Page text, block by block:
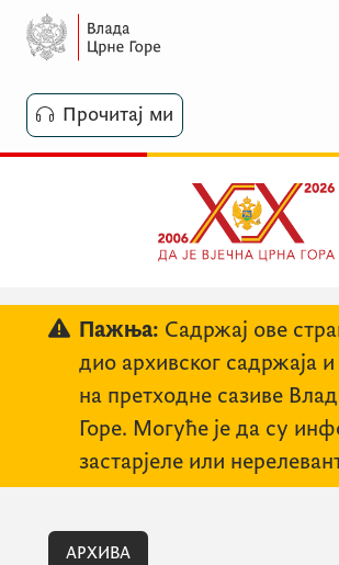
Прочитај ми
Пажња: Садржај ове
дио архивског садржаја
на претходне сазиве
Горе. Могуће је да су
застарјеле или
АРХИВА